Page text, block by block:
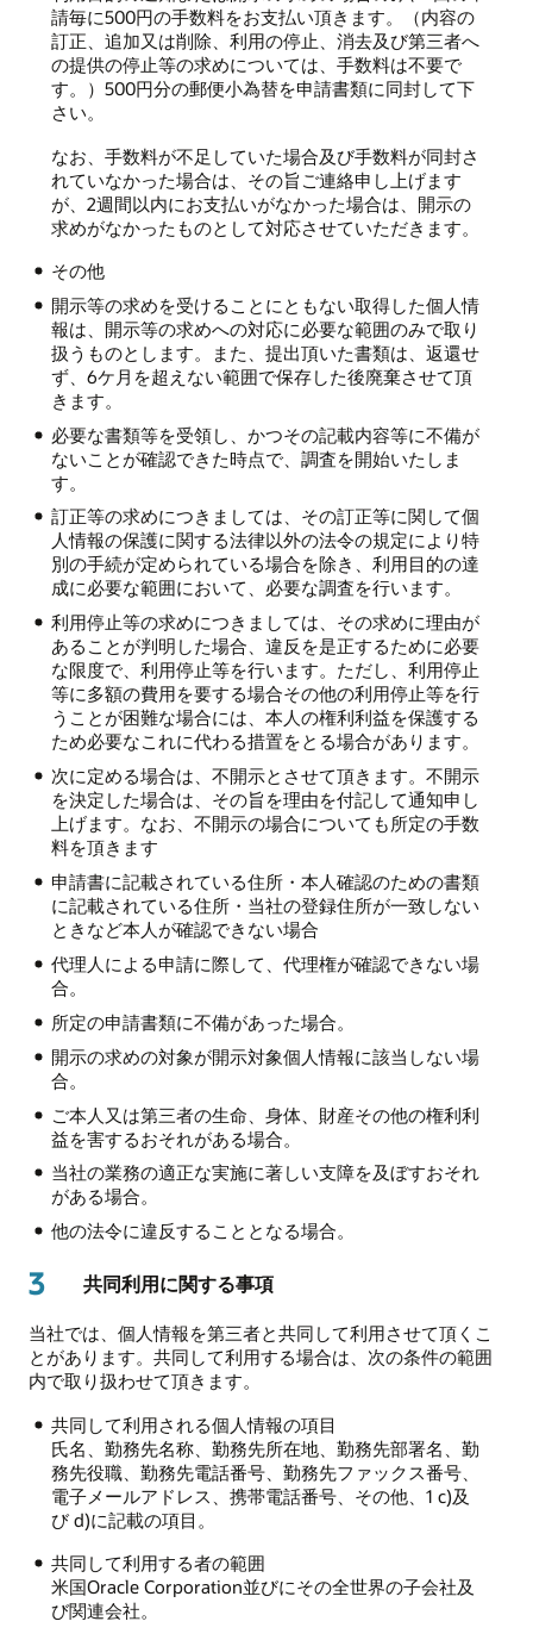
請毎に500円の手数料をお支払い頂きます。（内容の
訂正、追加又は削除、利用の停止、消去及び第三者へ
の提供の停止等の求めについては、手数料は不要で
す。）500円分の郵便小為替を申請書類に同封して下
さい。
なお、手数料が不足していた場合及び手数料が同封さ
れていなかった場合は、その旨ご連絡申し上げます
が、2週間以内にお支払いがなかった場合は、開示の
求めがなかったものとして対応させていただきます。
その他
開示等の求めを受けることにともない取得した個人情
報は、開示等の求めへの対応に必要な範囲のみで取り
扱うものとします。また、提出頂いた書類は、返還せ
ず、6ケ月を超えない範囲で保存した後廃棄させて頂
きます。
必要な書類等を受領し、かつその記載内容等に不備が
ないことが確認できた時点で、調査を開始いたしま
す。
訂正等の求めにつきましては、その訂正等に関して個
人情報の保護に関する法律以外の法令の規定により特
別の手続が定められている場合を除き、利用目的の達
成に必要な範囲において、必要な調査を行います。
利用停止等の求めにつきましては、その求めに理由が
あることが判明した場合、違反を是正するために必要
な限度で、利用停止等を行います。ただし、利用停止
等に多額の費用を要する場合その他の利用停止等を行
うことが困難な場合には、本人の権利利益を保護する
ため必要なこれに代わる措置をとる場合があります。
次に定める場合は、不開示とさせて頂きます。不開示
を決定した場合は、その旨を理由を付記して通知申し
上げます。なお、不開示の場合についても所定の手数
料を頂きます
申請書に記載されている住所・本人確認のための書類
に記載されている住所・当社の登録住所が一致しない
ときなど本人が確認できない場合
代理人による申請に際して、代理権が確認できない場
合。
所定の申請書類に不備があった場合。
開示の求めの対象が開示対象個人情報に該当しない場
合。
ご本人又は第三者の生命、身体、財産その他の権利利
益を害するおそれがある場合。
当社の業務の適正な実施に著しい支障を及ぼすおそれ
がある場合。
他の法令に違反することとなる場合。
3 共同利用に関する事項
当社では、個人情報を第三者と共同して利用させて頂くこ
とがあります。共同して利用する場合は、次の条件の範囲
内で取り扱わせて頂きます。
共同して利用される個人情報の項目
氏名、勤務先名称、勤務先所在地、勤務先部署名、勤
務先役職、勤務先電話番号、勤務先ファックス番号、
電子メールアドレス、携帯電話番号、その他、1 c)及
び d)に記載の項目。
共同して利用する者の範囲
米国Oracle Corporation並びにその全世界の子会社及
び関連会社。